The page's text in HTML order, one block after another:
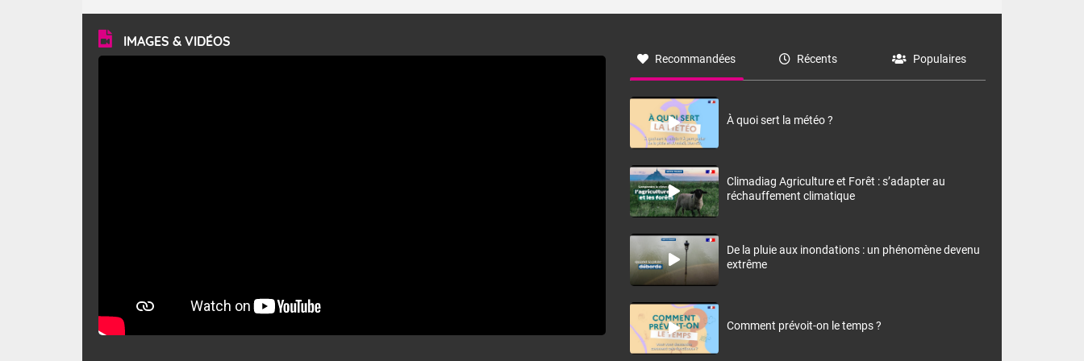
vitesse moyenne de 50 km/h et atteindre 80 à 100 km/h
en rafales, parfois davantage. Il parcourt la basse vallée
du Rhône et la Provence et envahit le littoral
méditerranéen à partir de la Camargue.
à nord-ouest, dans un secteur qui part du Roussillon à la
monts, en allusion aux régions montagneuses d’où
IMAGES & VIDÉOS
Recommandées Récents Populaires
À quoi sert la météo ?
Climadiag Agriculture et Forêt : s’adapter au
réchauffement climatique
De la pluie aux inondations : un phénomène devenu
extrême
Comment prévoit-on le temps ?